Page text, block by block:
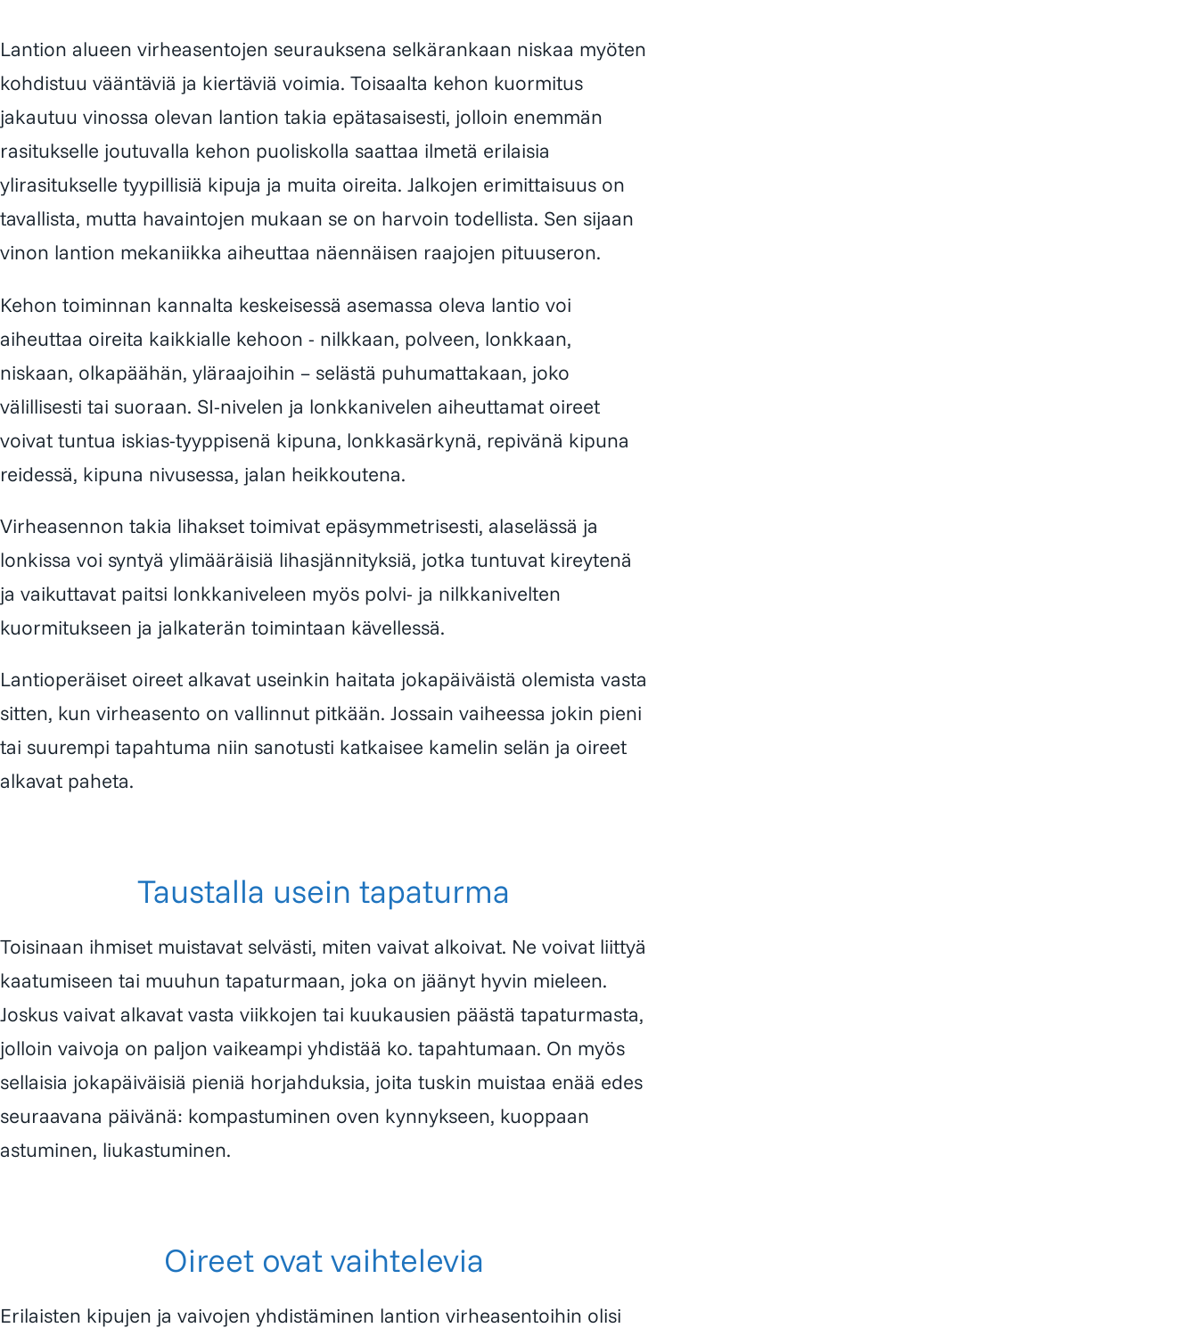
Lantion alueen virheasentojen seurauksena selkärankaan niskaa myöten
kohdistuu vääntäviä ja kiertäviä voimia. Toisaalta kehon kuormitus
jakautuu vinossa olevan lantion takia epätasaisesti, jolloin enemmän
rasitukselle joutuvalla kehon puoliskolla saattaa ilmetä erilaisia
ylirasitukselle tyypillisiä kipuja ja muita oireita. Jalkojen erimittaisuus on
tavallista, mutta havaintojen mukaan se on harvoin todellista. Sen sijaan
vinon lantion mekaniikka aiheuttaa näennäisen raajojen pituuseron.
Kehon toiminnan kannalta keskeisessä asemassa oleva lantio voi
aiheuttaa oireita kaikkialle kehoon - nilkkaan, polveen, lonkkaan,
niskaan, olkapäähän, yläraajoihin – selästä puhumattakaan, joko
välillisesti tai suoraan. SI-nivelen ja lonkkanivelen aiheuttamat oireet
voivat tuntua iskias-tyyppisenä kipuna, lonkkasärkynä, repivänä kipuna
reidessä, kipuna nivusessa, jalan heikkoutena.
Virheasennon takia lihakset toimivat epäsymmetrisesti, alaselässä ja
lonkissa voi syntyä ylimääräisiä lihasjännityksiä, jotka tuntuvat kireytenä
ja vaikuttavat paitsi lonkkaniveleen myös polvi- ja nilkkanivelten
kuormitukseen ja jalkaterän toimintaan kävellessä.
Lantioperäiset oireet alkavat useinkin haitata jokapäiväistä olemista vasta
sitten, kun virheasento on vallinnut pitkään. Jossain vaiheessa jokin pieni
tai suurempi tapahtuma niin sanotusti katkaisee kamelin selän ja oireet
alkavat paheta.
Taustalla usein tapaturma
Toisinaan ihmiset muistavat selvästi, miten vaivat alkoivat. Ne voivat liittyä
kaatumiseen tai muuhun tapaturmaan, joka on jäänyt hyvin mieleen.
Joskus vaivat alkavat vasta viikkojen tai kuukausien päästä tapaturmasta,
jolloin vaivoja on paljon vaikeampi yhdistää ko. tapahtumaan. On myös
sellaisia jokapäiväisiä pieniä horjahduksia, joita tuskin muistaa enää edes
seuraavana päivänä: kompastuminen oven kynnykseen, kuoppaan
astuminen, liukastuminen.
Oireet ovat vaihtelevia
Erilaisten kipujen ja vaivojen yhdistäminen lantion virheasentoihin olisi